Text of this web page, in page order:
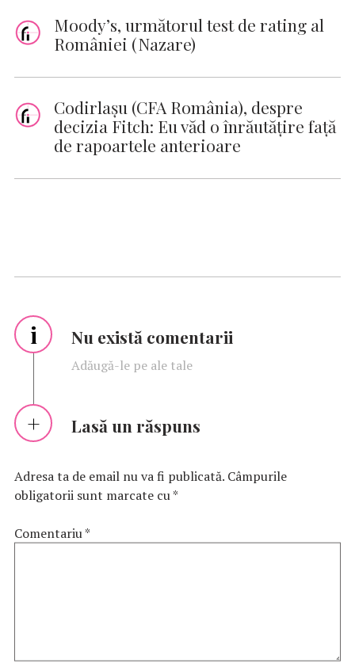
Moody’s, următorul test de rating al
României (Nazare)
Codirlaşu (CFA România), despre
decizia Fitch: Eu văd o înrăutăţire faţă
de rapoartele anterioare
i Nu există comentarii
Adăugă-le pe ale tale
Lasă un răspuns
Adresa ta de email nu va fi publicată. Câmpurile
obligatorii sunt marcate cu*
Comentariu*